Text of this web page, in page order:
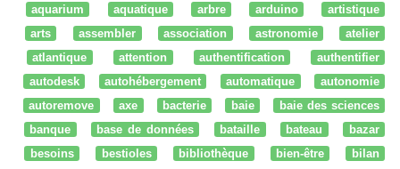
aquarium
aquatique arbre arduino
artistique
arts
assembler association astronomie
atelier
atlantique
attention authentification
authentifier
autodesk
autohébergement automatique
autonomie
autoremove
axe bacterie baie
baie des sciences
banque
base de données bataille bateau
bazar
besoins
bestioles bibliothèque bien-être
bilan